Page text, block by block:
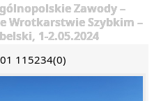
Zawody –
Wrotkarstwie Szybkim –
1-2.05.2024
115234(0)